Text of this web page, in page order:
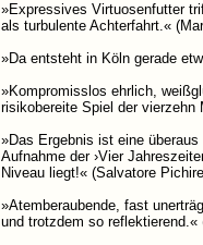
»Expressives Virtuosenfutter
als turbulente Achterfahrt.«
»Da entsteht in Köln gerade
»Kompromisslos ehrlich,
risikobereite Spiel der vierzehn
»Das Ergebnis ist eine
Aufnahme der ›Vier
Niveau liegt!« (Salvatore
»Atemberaubende, fast
und trotzdem so